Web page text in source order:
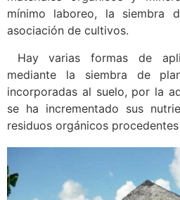
mínimo laboreo, la siembra
asociación de cultivos.
Hay varias formas de
mediante la siembra de
incorporadas al suelo, por la
se ha incrementado sus
residuos orgánicos